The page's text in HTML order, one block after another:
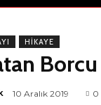
HIKAYE
Borcu
10 Aralık 2019 0